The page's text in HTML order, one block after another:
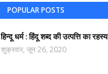
POPULAR POSTS
हिन्दू धर्म : हिंदू शब्द की उत्पत्ति का रहस्य
शुक्रवार, जून 26, 2020